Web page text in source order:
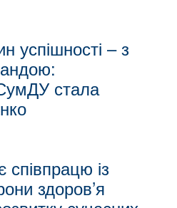
успішності – з
стала
із
здоров’я